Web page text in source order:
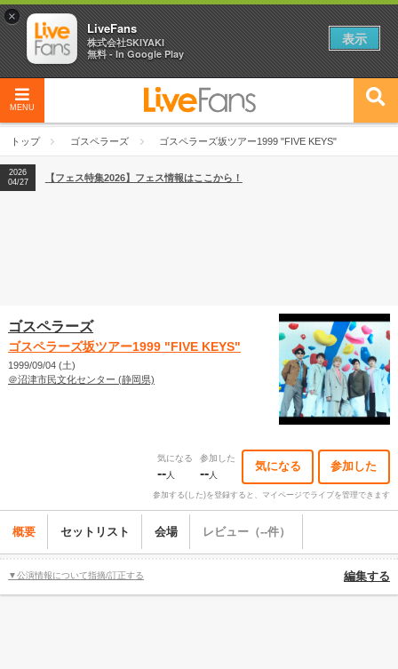
MENU
トップ ゴスペラーズ ゴスペラーズ坂ツアー1999 "FIVE KEYS"
2026
04/27
2026
【ライブ動員ランキング】2026年上半期編発表！
2026
04/27
【フェス特集2026】フェス情報はここから！
ゴスペラーズ
ゴスペラーズ坂ツアー1999 "FIVE KEYS"
1999/09/04 (土)
＠沼津市民文化センター (静岡県)
気になる
--人
参加した
--人
気になる 参加した
参加する(した)を登録すると、マイページでライブを管理できます
概要 セットリスト 会場 レビュー（--件）
▼公演情報について指摘/訂正する 編集する
×
LiveFans
株式会社SKIYAKI
無料 - In Google Play
表示